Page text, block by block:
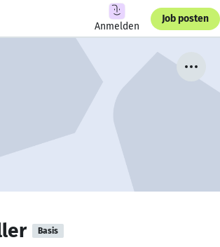
Anmelden
Job posten
Basis